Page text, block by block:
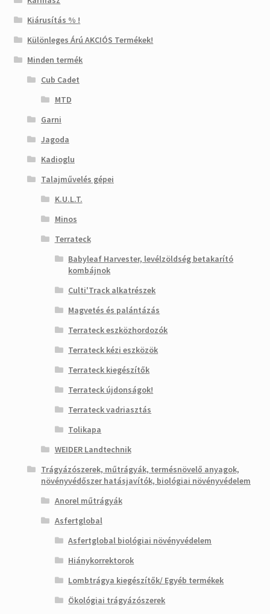
Kiárusítás % !
Különleges Árú AKCIÓS Termékek!
Minden termék
Cub Cadet
MTD
Garni
Jagoda
Kadioglu
Talajművelés gépei
K.U.L.T.
Minos
Terrateck
Babyleaf Harvester, levélzöldség betakarító
kombájnok
Culti'Track alkatrészek
Magvetés és palántázás
Terrateck eszközhordozók
Terrateck kézi eszközök
Terrateck kiegészítők
Terrateck újdonságok!
Terrateck vadriasztás
Tolikapa
WEIDER Landtechnik
Trágyázószerek, műtrágyák, termésnövelő anyagok,
növényvédőszer hatásjavítók, biológiai növényvédelem
Anorel műtrágyák
Asfertglobal
Asfertglobal biológiai növényvédelem
Hiánykorrektorok
Lombtrágya kiegészítők/ Egyéb termékek
Ökológiai trágyázószerek